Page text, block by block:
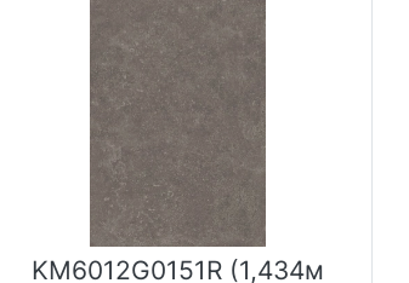
KM6012G0151R (1,434м